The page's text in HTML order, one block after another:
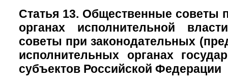
Статья 13. Общественные советы
органах исполнительной
советы при законодательных
исполнительных органах
субъектов Российской Федерации